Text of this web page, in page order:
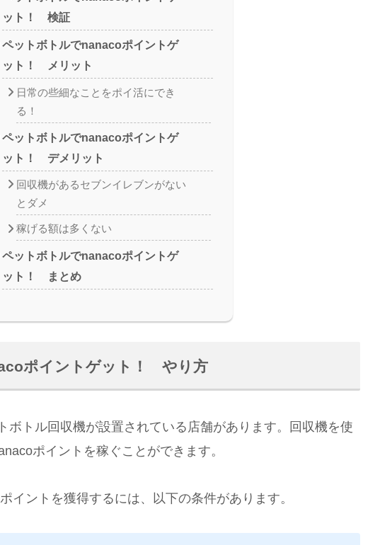
ット！ 検証
ペットボトルでnanacoポイントゲ
ット！ メリット
日常の些細なことをポイ活にでき
る！
ペットボトルでnanacoポイントゲ
ット！ デメリット
回収機があるセブンイレブンがない
とダメ
稼げる額は多くない
ペットボトルでnanacoポイントゲ
ット！ まとめ
ポイントゲット！ やり方
ボトル回収機が設置されている店舗があります。回収機を使
ポイントを稼ぐことができます。
イントを獲得するには、以下の条件があります。